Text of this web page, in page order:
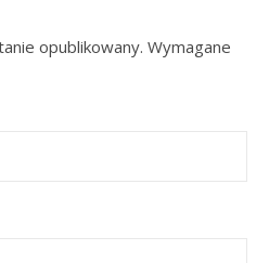
opublikowany. Wymagane